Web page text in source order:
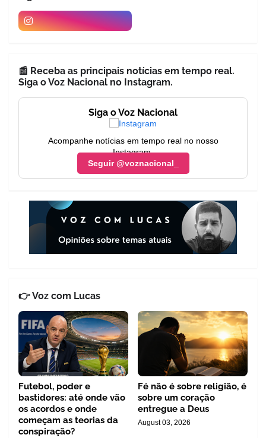
📰 Receba as principais notícias em tempo real.
Siga o Voz Nacional no Instagram.
Siga o Voz Nacional
Acompanhe notícias em tempo real no nosso
Instagram.
Seguir @voznacional_
👉 Voz com Lucas
Futebol, poder e
bastidores: até onde vão
os acordos e onde
começam as teorias da
conspiração?
Fé não é sobre religião, é
sobre um coração
entregue a Deus
August 03, 2026